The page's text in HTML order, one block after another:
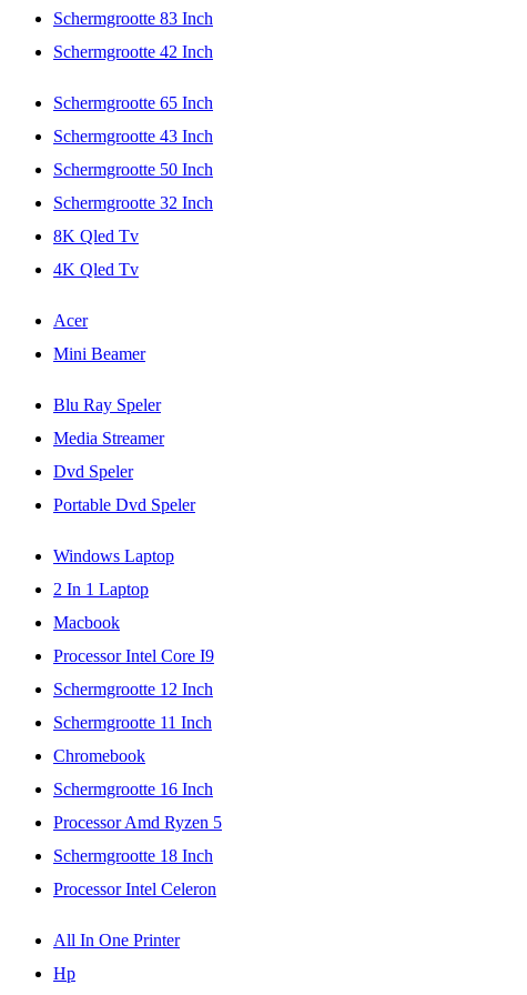
Schermgrootte 83 Inch
Schermgrootte 42 Inch
Schermgrootte 65 Inch
Schermgrootte 43 Inch
Schermgrootte 50 Inch
Schermgrootte 32 Inch
8K Qled Tv
4K Qled Tv
Acer
Mini Beamer
Blu Ray Speler
Media Streamer
Dvd Speler
Portable Dvd Speler
Windows Laptop
2 In 1 Laptop
Macbook
Processor Intel Core I9
Schermgrootte 12 Inch
Schermgrootte 11 Inch
Chromebook
Schermgrootte 16 Inch
Processor Amd Ryzen 5
Schermgrootte 18 Inch
Processor Intel Celeron
All In One Printer
Hp